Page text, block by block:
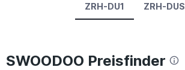
ZRH-DU1 ZRH-DUS
SWOODOO Preisfinder